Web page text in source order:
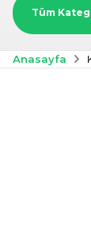
Tüm
Anasayfa